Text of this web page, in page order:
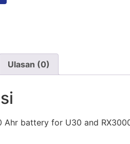
Ulasan (0)
Ahr battery for U30 and